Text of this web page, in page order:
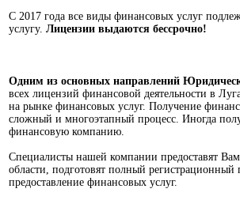
С 2017 года все виды финансовых услуг
услугу. Лицензии выдаются бессрочно!
Одним из основных направлений
всех лицензий финансовой деятельности в
на рынке финансовых услуг. Получение
сложный и многоэтапный процесс. Иногда
финансовую компанию.
Специалисты нашей компании предоставят
области, подготовят полный
предоставление финансовых услуг.